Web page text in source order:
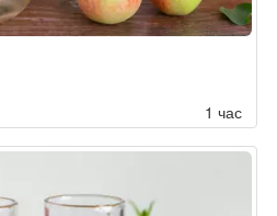
1 час